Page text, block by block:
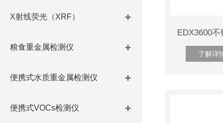
X射线荧光（XRF）
粮食重金属检测仪
便携式水质重金属检测仪
便携式VOCs检测仪
了解详